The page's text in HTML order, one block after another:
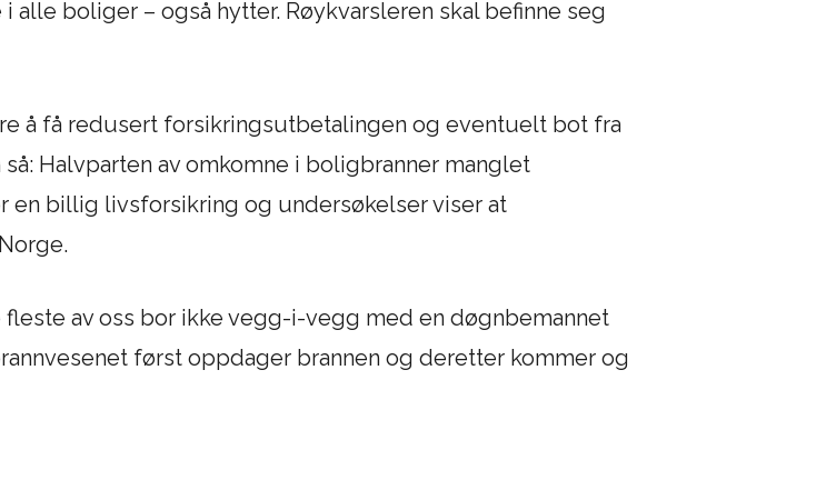
boliger – også hytter. Røykvarsleren skal befinne seg
å få redusert forsikringsutbetalingen og eventuelt bot fra
Halvparten av omkomne i boligbranner manglet
en billig livsforsikring og undersøkelser viser at
av oss bor ikke vegg-i-vegg med en døgnbemannet
først oppdager brannen og deretter kommer og